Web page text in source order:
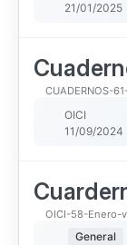
21/01/2025
CUADERNOS-
OICI
11/09/2024
OICI-58-Enero-
General